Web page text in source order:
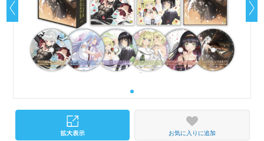
お気に入りに追加